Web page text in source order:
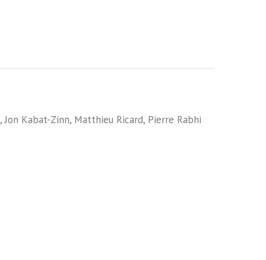
,Jon Kabat-Zinn, Matthieu Ricard, Pierre Rabhi